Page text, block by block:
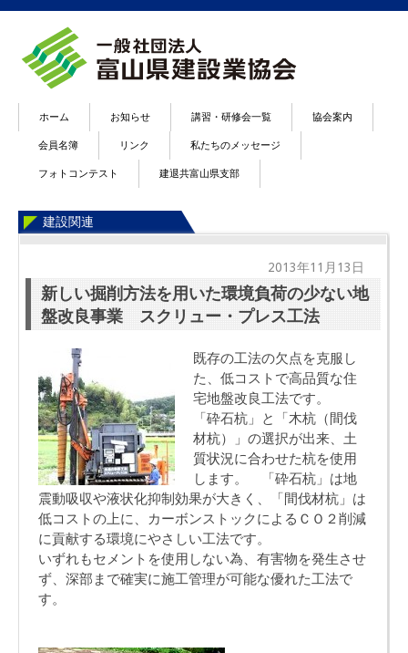
ホーム お知らせ 講習・研修会一覧 協会案内
会員名簿 リンク 私たちのメッセージ
フォトコンテスト 建退共富山県支部
建設関連
2013年11月13日
新しい掘削方法を用いた環境負荷の少ない地
盤改良事業 スクリュー・プレス工法
既存の工法の欠点を克服し
た、低コストで高品質な住
宅地盤改良工法です。
「砕石杭」と「木杭（間伐
材杭）」の選択が出来、土
質状況に合わせた杭を使用
します。 「砕石杭」は地
震動吸収や液状化抑制効果が大きく、「間伐材杭」は
低コストの上に、カーボンストックによるＣＯ２削減
に貢献する環境にやさしい工法です。
いずれもセメントを使用しない為、有害物を発生させ
ず、深部まで確実に施工管理が可能な優れた工法で
す。